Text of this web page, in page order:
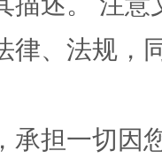
律、法规，
承担一切因